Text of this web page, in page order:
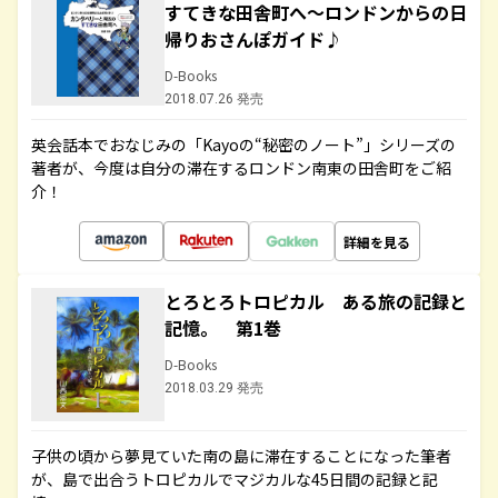
すてきな田舎町へ～ロンドンからの日
帰りおさんぽガイド♪
D-Books
2018.07.26 発売
英会話本でおなじみの「Kayoの“秘密のノート”」シリーズの
著者が、今度は自分の滞在するロンドン南東の田舎町をご紹
介！
詳細を見る
とろとろトロピカル ある旅の記録と
記憶。 第1巻
D-Books
2018.03.29 発売
子供の頃から夢見ていた南の島に滞在することになった筆者
が、島で出合うトロピカルでマジカルな45日間の記録と記